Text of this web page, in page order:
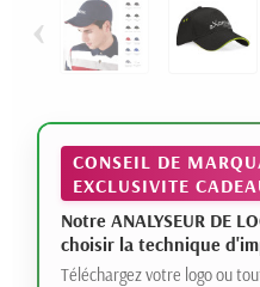
‹
CONSEIL DE
EXCLUSIVITE
Notre ANALYSEUR DE
choisir la technique
Téléchargez votre logo ou